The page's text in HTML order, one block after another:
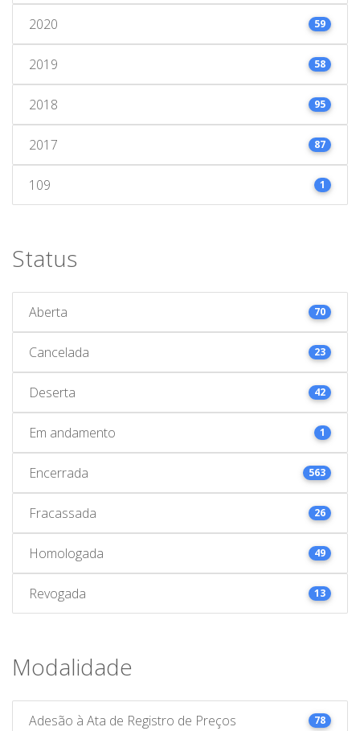
2020 59
2019 58
2018 95
2017 87
109 1
Status
Aberta 70
Cancelada 23
Deserta 42
Em andamento 1
Encerrada 563
Fracassada 26
Homologada 49
Revogada 13
Modalidade
Adesão à Ata de Registro de Preços 78